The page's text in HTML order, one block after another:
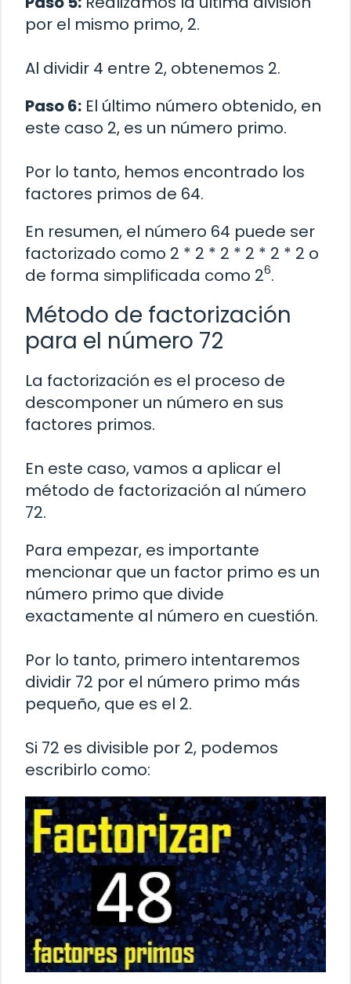
por el mismo primo, 2.
Al dividir 4 entre 2, obtenemos 2.
Paso 6: El último número obtenido, en
este caso 2, es un número primo.
Por lo tanto, hemos encontrado los
factores primos de 64.
En resumen, el número 64 puede ser
factorizado como 2 * 2 * 2 * 2 * 2 * 2 o
de forma simplificada como 26.
Método de factorización
para el número 72
La factorización es el proceso de
descomponer un número en sus
factores primos.
En este caso, vamos a aplicar el
método de factorización al número
72.
Para empezar, es importante
mencionar que un factor primo es un
número primo que divide
exactamente al número en cuestión.
Por lo tanto, primero intentaremos
dividir 72 por el número primo más
pequeño, que es el 2.
Si 72 es divisible por 2, podemos
escribirlo como: